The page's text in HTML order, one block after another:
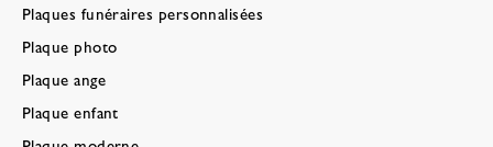
Plaques funéraires personnalisées
Plaque photo
Plaque ange
Plaque enfant